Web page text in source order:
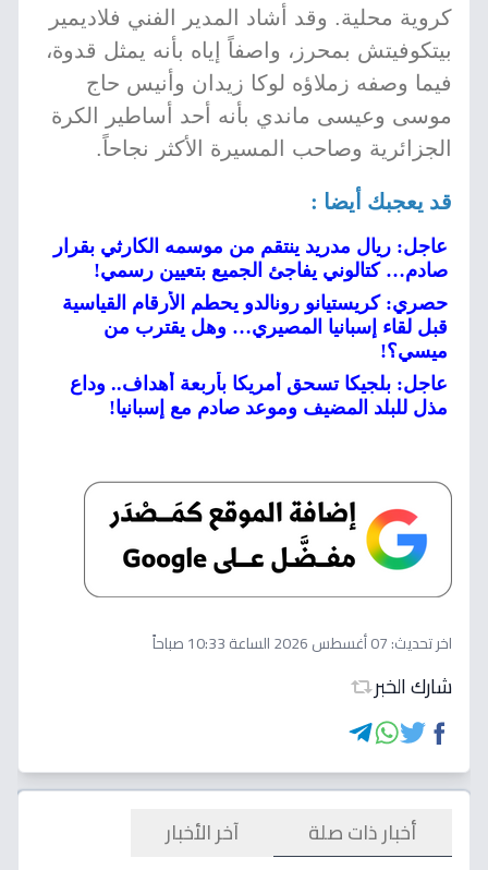
كروية محلية. وقد أشاد المدير الفني فلاديمير
بيتكوفيتش بمحرز، واصفاً إياه بأنه يمثل قدوة،
فيما وصفه زملاؤه لوكا زيدان وأنيس حاج
موسى وعيسى ماندي بأنه أحد أساطير الكرة
الجزائرية وصاحب المسيرة الأكثر نجاحاً.
قد يعجبك أيضا :
عاجل: ريال مدريد ينتقم من موسمه الكارثي بقرار
صادم… كتالوني يفاجئ الجميع بتعيين رسمي!
حصري: كريستيانو رونالدو يحطم الأرقام القياسية
قبل لقاء إسبانيا المصيري… وهل يقترب من
ميسي؟!
عاجل: بلجيكا تسحق أمريكا بأربعة أهداف.. وداع
مذل للبلد المضيف وموعد صادم مع إسبانيا!
اخر تحديث:07 أغسطس 2026 الساعة 10:33 صباحاً
شارك الخبر
أخبار ذات صلة آخر الأخبار